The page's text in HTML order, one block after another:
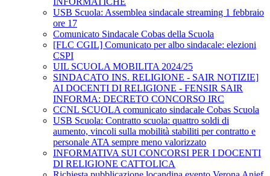
USB Scuola: Assemblea sindacale streaming 1 febbraio
ore 17
Comunicato Sindacale Cobas della Scuola
[FLC CGIL] Comunicato per albo sindacale: elezioni
CSPI
UIL SCUOLA MOBILITA 2024/25
SINDACATO INS. RELIGIONE - SAIR NOTIZIE]
AI DOCENTI DI RELIGIONE - FENSIR SAIR
INFORMA: DECRETO CONCORSO IRC
CCNL SCUOLA comunicato sindacale Cobas Scuola
USB Scuola: Contratto scuola: quattro soldi di
aumento, vincoli sulla mobilità stabiliti per contratto e
personale ATA sempre meno valorizzato
INFORMATIVA SUI CONCORSI PER I DOCENTI
DI RELIGIONE CATTOLICA